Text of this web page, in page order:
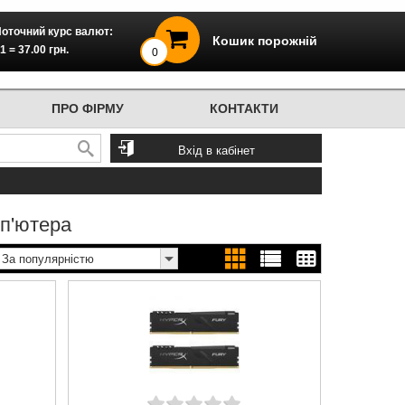
курс валют:
= 37.00 грн.
0
Кошик порожній
ПРО ФІРМУ КОНТАКТИ
Вхід в кабінет
За популярністю